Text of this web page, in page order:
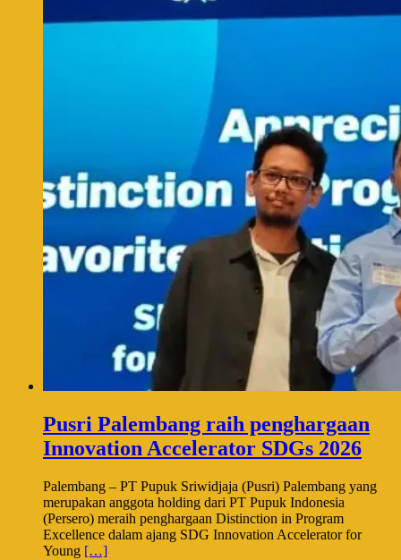
Pusri Palembang raih penghargaan
Innovation Accelerator SDGs 2026
Palembang – PT Pupuk Sriwidjaja (Pusri) Palembang yang
merupakan anggota holding dari PT Pupuk Indonesia
(Persero) meraih penghargaan Distinction in Program
Excellence dalam ajang SDG Innovation Accelerator for
Young […]